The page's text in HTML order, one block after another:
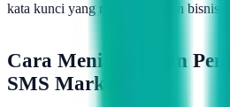
kata kunci yang relevan dengan bisnis.
Cara Meningkatkan
SMS Marketing